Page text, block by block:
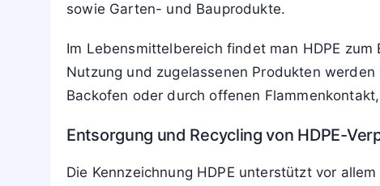
sowie Garten- und Bauprodukte.
Im Lebensmittelbereich findet man HDPE
Nutzung und zugelassenen Produkten
Backofen oder durch offenen
Entsorgung und Recycling von HDPE-
Die Kennzeichnung HDPE unterstützt vor